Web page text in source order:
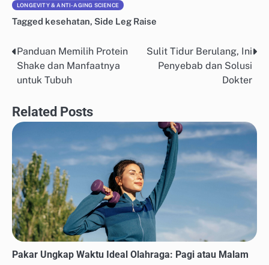
LONGEVITY & ANTI-AGING SCIENCE
Tagged kesehatan, Side Leg Raise
Post
navigation
Panduan Memilih Protein
Shake dan Manfaatnya
untuk Tubuh
Sulit Tidur Berulang, Ini
Penyebab dan Solusi
Dokter
Related Posts
Pakar Ungkap Waktu Ideal Olahraga: Pagi atau Malam